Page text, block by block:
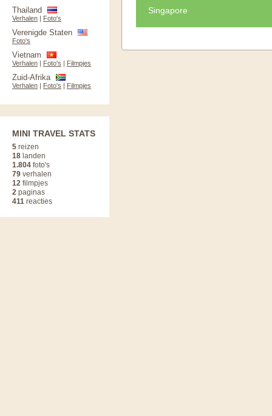
Singapore
Thailand
Verhalen | Foto's
Verenigde Staten
Foto's
Vietnam
Verhalen | Foto's | Filmpjes
Zuid-Afrika
Verhalen | Foto's | Filmpjes
MINI TRAVEL STATS
5 reizen
18 landen
1.804 foto's
79 verhalen
12 filmpjes
2 paginas
411 reacties